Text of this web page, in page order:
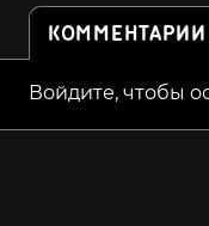
КОММЕНТАРИИ
Войдите, чтобы